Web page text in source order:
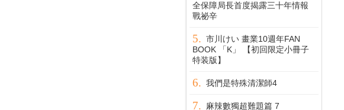
全保障局長首度揭露三十年情報
戰祕辛
市川けい 畫業10週年FAN
BOOK 「K」 【初回限定小冊子
特装版】
我們是特殊清潔師4
麻辣數獨超難題篇 7